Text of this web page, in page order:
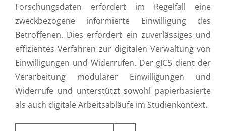
Forschungsdaten erfordert im Regelfall eine
zweckbezogene informierte Einwilligung des
Betroffenen. Dies erfordert ein zuverlässiges und
effizientes Verfahren zur digitalen Verwaltung von
Einwilligungen und Widerrufen. Der gICS dient der
Verarbeitung modularer Einwilligungen und
Widerrufe und unterstützt sowohl papierbasierte
als auch digitale Arbeitsabläufe im Studienkontext.